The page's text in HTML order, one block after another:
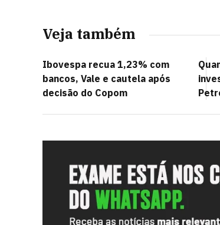
Veja também
Ibovespa recua 1,23% com
bancos, Vale e cautela após
decisão do Copom